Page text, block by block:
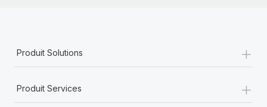
Produit Solutions +
Produit Services +